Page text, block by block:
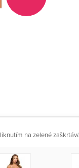
na zelené